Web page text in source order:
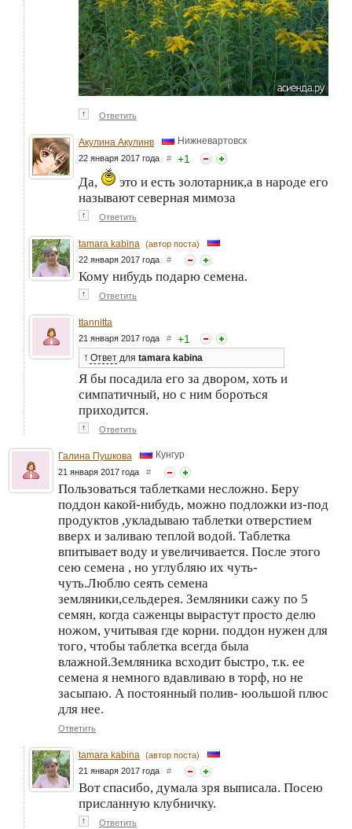
↑ Ответить
Акулина Акулинв Нижневартовск
22 января 2017 года # +1
Да,
это и есть золотарник,а в народе его
называют северная мимоза
↑ Ответить
tamara kabina (автор поста)
22 января 2017 года #
Кому нибудь подарю семена.
↑ Ответить
ttannitta
21 января 2017 года # +1
↑ Ответ для tamara kabina
Я бы посадила его за двором, хоть и
симпатичный, но с ним бороться
приходится.
↑ Ответить
Галина Пушкова Кунгур
21 января 2017 года #
Пользоваться таблетками несложно. Беру
поддон какой-нибудь, можно подложки из-под
продуктов ,укладываю таблетки отверстием
вверх и заливаю теплой водой. Таблетка
впитывает воду и увеличивается. После этого
сею семена , но углубляю их чуть-
чуть.Люблю сеять семена
земляники,сельдерея. Земляники сажу по 5
семян, когда саженцы вырастут просто делю
ножом, учитывая где корни. поддон нужен для
того, чтобы таблетка всегда была
влажной.Земляника всходит быстро, т.к. ее
семена я немного вдавливаю в торф, но не
засыпаю. А постоянный полив- юольшой плюс
для нее.
Ответить
tamara kabina (автор поста)
21 января 2017 года #
Вот спасибо, думала зря выписала. Посею
присланную клубничку.
↑ Ответить